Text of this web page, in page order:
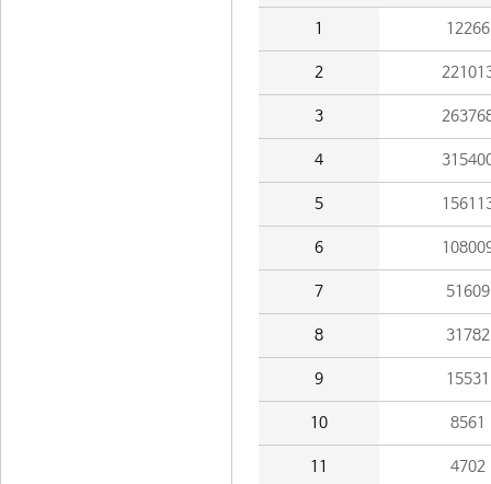
1 12266
2
3
4
5
6
7 51609
8 31782
9 15531
10 8561
11 4702